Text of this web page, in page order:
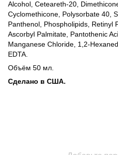
Alcohol, Ceteareth-20,
Cyclomethicone, Polysorbate 40,
Panthenol, Phospholipids, Retinyl
Ascorbyl Palmitate, Pantothenic
Manganese Chloride, 1,2-
EDTA.
Объём 50 мл.
Сделано в США.